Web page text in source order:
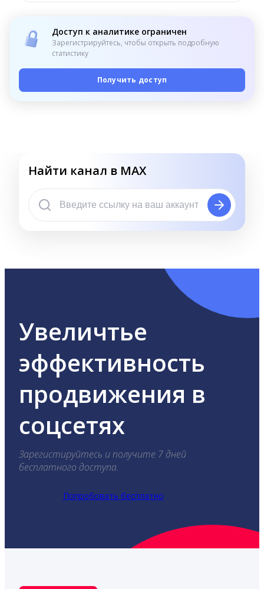
Доступ к аналитике ограничен
Зарегистрируйтесь, чтобы открыть подробную
статистику
Получить доступ
Найти канал в MAX
Увеличтье
эффективность
продвижения в
соцсетях
Зарегистируйтесь и получите 7 дней
бесплатного доступа.
Попробовать бесплатно